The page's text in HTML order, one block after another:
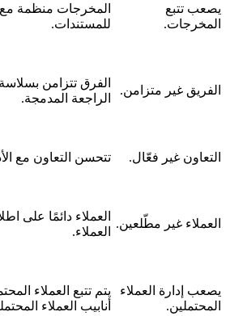
يصعب تتبع
المخرجات.
المخرجات منظمة
للمستندات.
الفريق غير متزامن.
الفرق تتزامن
الراجعة المدمجة.
التعاون غير فعّال. تتحسن التعاون مع
العملاء غير مطّلعين.
العملاء دائمًا على
العملاء.
يصعب إدارة العملاء
المحتملين.
يتم تتبع العملاء
أنابيب العملاء